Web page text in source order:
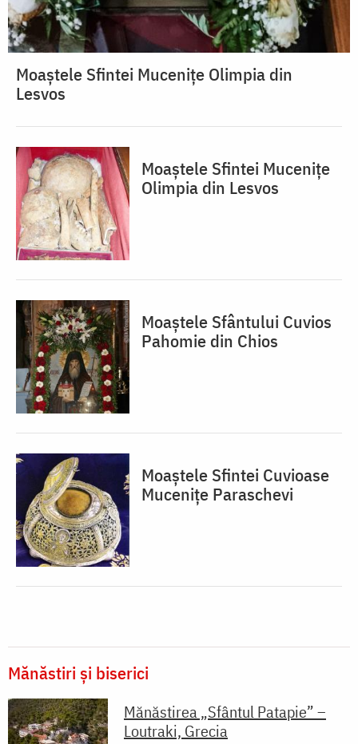
Moaștele Sfintei Mucenițe Olimpia din
Lesvos
Moaștele Sfintei Mucenițe
Olimpia din Lesvos
Moaștele Sfântului Cuvios
Pahomie din Chios
Moaștele Sfintei Cuvioase
Mucenițe Paraschevi
Mănăstiri și biserici
Mănăstirea „Sfântul Patapie” –
Loutraki, Grecia